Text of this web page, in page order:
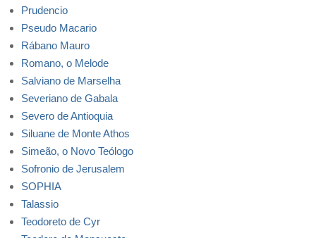
Prudencio
Pseudo Macario
Rábano Mauro
Romano, o Melode
Salviano de Marselha
Severiano de Gabala
Severo de Antioquia
Siluane de Monte Athos
Simeão, o Novo Teólogo
Sofronio de Jerusalem
SOPHIA
Talassio
Teodoreto de Cyr